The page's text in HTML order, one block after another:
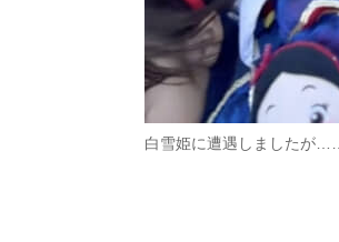
白雪姫に遭遇しましたが……